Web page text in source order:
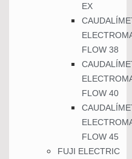
EX
FLOW 38
FLOW 40
FLOW 45
FUJI ELECTRIC